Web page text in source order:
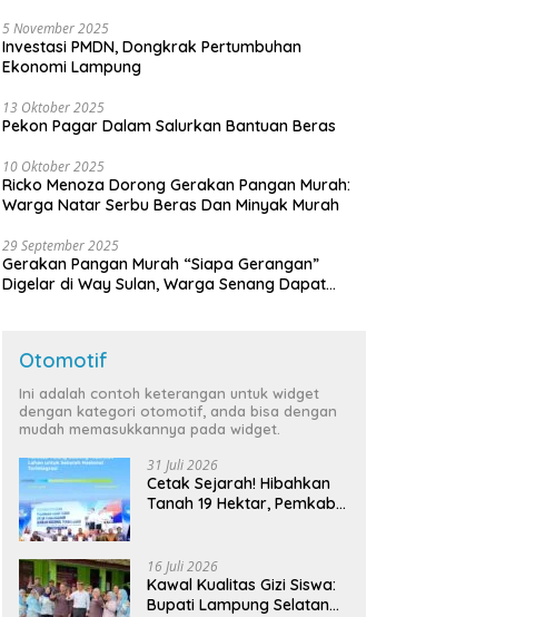
5 November 2025
Investasi PMDN, Dongkrak Pertumbuhan
Ekonomi Lampung
13 Oktober 2025
Pekon Pagar Dalam Salurkan Bantuan Beras
10 Oktober 2025
Ricko Menoza Dorong Gerakan Pangan Murah:
Warga Natar Serbu Beras Dan Minyak Murah
29 September 2025
Gerakan Pangan Murah “Siapa Gerangan”
Digelar di Way Sulan, Warga Senang Dapat
Otomotif
Ini adalah contoh keterangan untuk widget
dengan kategori otomotif, anda bisa dengan
mudah memasukkannya pada widget.
31 Juli 2026
Cetak Sejarah! Hibahkan
Tanah 19 Hektar, Pemkab
Terintegrasi Pertama di
Lampung
16 Juli 2026
Kawal Kualitas Gizi Siswa:
Bupati Lampung Selatan